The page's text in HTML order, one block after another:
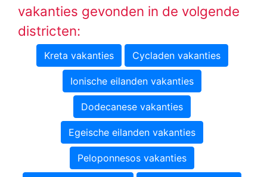
vakanties gevonden in de volgende
districten:
Kreta vakanties Cycladen vakanties
Ionische eilanden vakanties
Dodecanese vakanties
Egeische eilanden vakanties
Peloponnesos vakanties